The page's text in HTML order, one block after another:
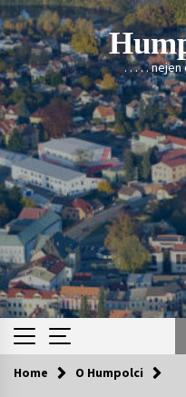
Skip
to
content
. . . . .
Kam za
Home O Humpolci